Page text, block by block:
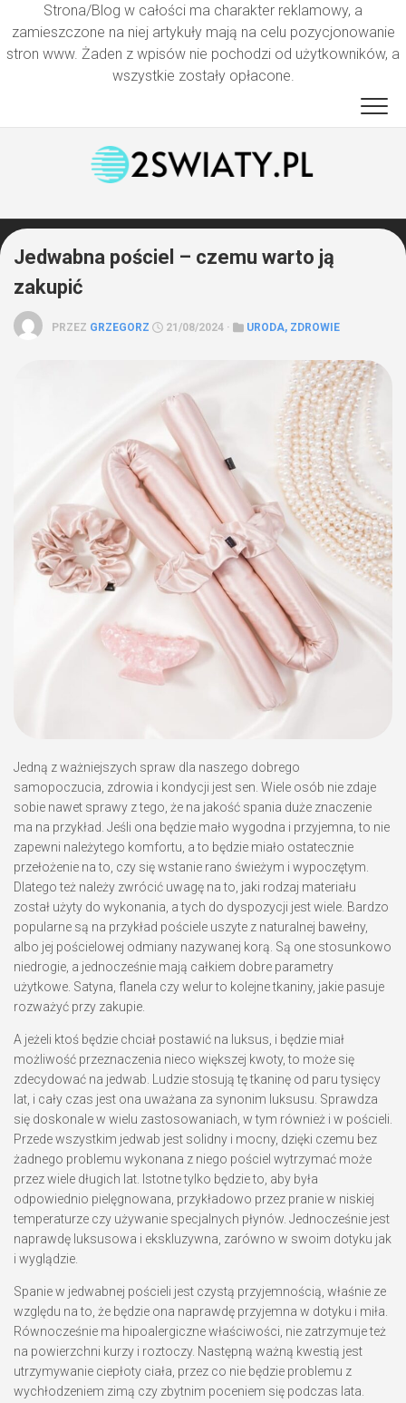
Strona/Blog w całości ma charakter reklamowy, a
zamieszczone na niej artykuły mają na celu pozycjonowanie
stron www. Żaden z wpisów nie pochodzi od użytkowników, a
wszystkie zostały opłacone.
Jedwabna pościel – czemu warto ją
zakupić
PRZEZ GRZEGORZ 21/08/2024 · URODA, ZDROWIE
Jedną z ważniejszych spraw dla naszego dobrego
samopoczucia, zdrowia i kondycji jest sen. Wiele osób nie zdaje
sobie nawet sprawy z tego, że na jakość spania duże znaczenie
ma na przykład. Jeśli ona będzie mało wygodna i przyjemna, to nie
zapewni należytego komfortu, a to będzie miało ostatecznie
przełożenie na to, czy się wstanie rano świeżym i wypoczętym.
Dlatego też należy zwrócić uwagę na to, jaki rodzaj materiału
został użyty do wykonania, a tych do dyspozycji jest wiele. Bardzo
popularne są na przykład pościele uszyte z naturalnej bawełny,
albo jej pościelowej odmiany nazywanej korą. Są one stosunkowo
niedrogie, a jednocześnie mają całkiem dobre parametry
użytkowe. Satyna, flanela czy welur to kolejne tkaniny, jakie pasuje
rozważyć przy zakupie.
A jeżeli ktoś będzie chciał postawić na luksus, i będzie miał
możliwość przeznaczenia nieco większej kwoty, to może się
zdecydować na jedwab. Ludzie stosują tę tkaninę od paru tysięcy
lat, i cały czas jest ona uważana za synonim luksusu. Sprawdza
się doskonale w wielu zastosowaniach, w tym również i w pościeli.
Przede wszystkim jedwab jest solidny i mocny, dzięki czemu bez
żadnego problemu wykonana z niego pościel wytrzymać może
przez wiele długich lat. Istotne tylko będzie to, aby była
odpowiednio pielęgnowana, przykładowo przez pranie w niskiej
temperaturze czy używanie specjalnych płynów. Jednocześnie jest
naprawdę luksusowa i ekskluzywna, zarówno w swoim dotyku jak
i wyglądzie.
Spanie w jedwabnej pościeli jest czystą przyjemnością, właśnie ze
względu na to, że będzie ona naprawdę przyjemna w dotyku i miła.
Równocześnie ma hipoalergiczne właściwości, nie zatrzymuje też
na powierzchni kurzy i roztoczy. Następną ważną kwestią jest
utrzymywanie ciepłoty ciała, przez co nie będzie problemu z
wychłodzeniem zimą czy zbytnim poceniem się podczas lata.